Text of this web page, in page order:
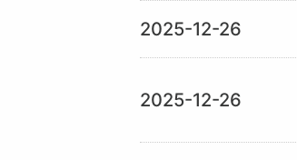
2025-12-26
2025-12-26